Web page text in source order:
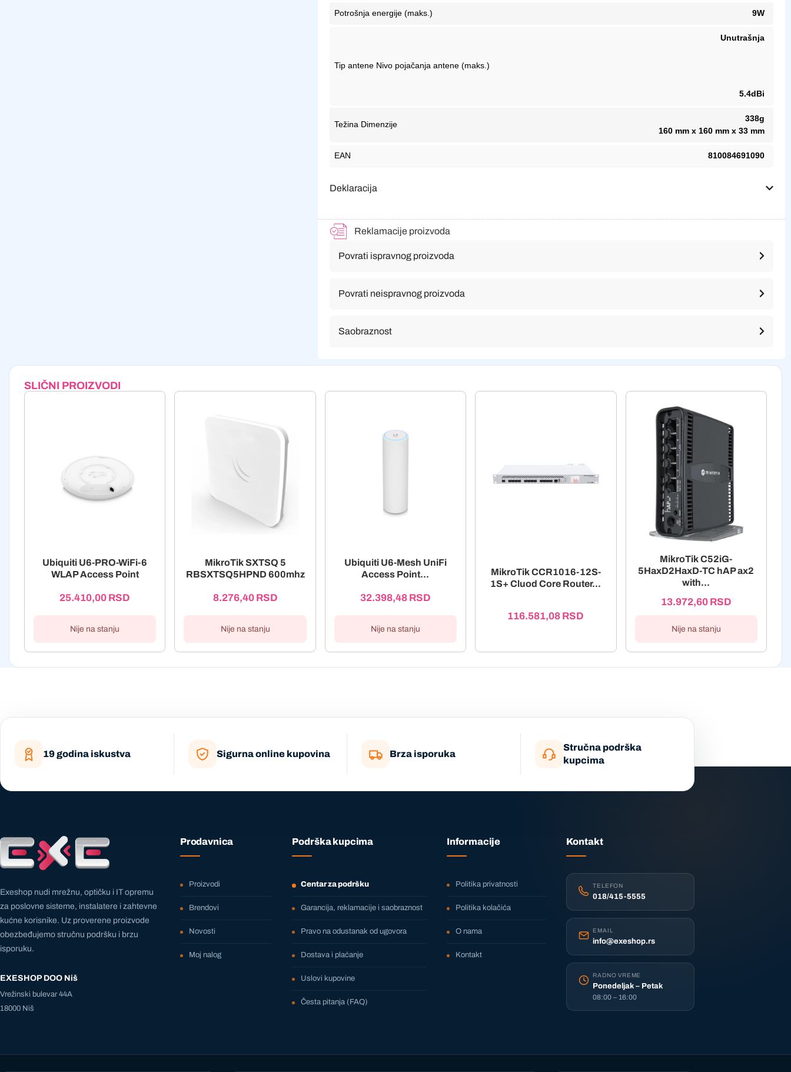
Potrošnja energije (maks.) 9W
Tip antene Nivo pojačanja antene (maks.)
Unutrašnja
5.4dBi
Težina Dimenzije
338g
160 mm x 160 mm x 33 mm
EAN 810084691090
Deklaracija
Reklamacije proizvoda
Povrati ispravnog proizvoda
Povrati neispravnog proizvoda
Saobraznost
SLIČNI PROIZVODI
Ubiquiti U6-PRO-WiFi-6
WLAP Access Point
25.410,00 RSD
Nije na stanju
MikroTik SXTSQ 5
RBSXTSQ5HPND 600mhz
8.276,40 RSD
Nije na stanju
Ubiquiti U6-Mesh UniFi
Access Point...
32.398,48 RSD
Nije na stanju
MikroTik CCR1016-12S-
1S+ Cluod Core Router...
116.581,08 RSD
MikroTik C52iG-
5HaxD2HaxD-TC hAP ax2
with...
13.972,60 RSD
Nije na stanju
19 godina iskustva Sigurna online kupovina Brza isporuka
Stručna podrška
kupcima
Exeshop nudi mrežnu, optičku i IT opremu
za poslovne sisteme, instalatere i zahtevne
kućne korisnike. Uz proverene proizvode
obezbeđujemo stručnu podršku i brzu
isporuku.
EXESHOP DOO Niš
Vrežinski bulevar 44A
18000 Niš
Prodavnica
Proizvodi
Brendovi
Novosti
Moj nalog
Podrška kupcima
Centar za podršku
Garancija, reklamacije i saobraznost
Pravo na odustanak od ugovora
Dostava i plaćanje
Uslovi kupovine
Česta pitanja (FAQ)
Informacije
Politika privatnosti
Politika kolačića
O nama
Kontakt
Kontakt
TELEFON
018/415-5555
EMAIL
info@exeshop.rs
RADNO VREME
Ponedeljak – Petak
08:00 – 16:00